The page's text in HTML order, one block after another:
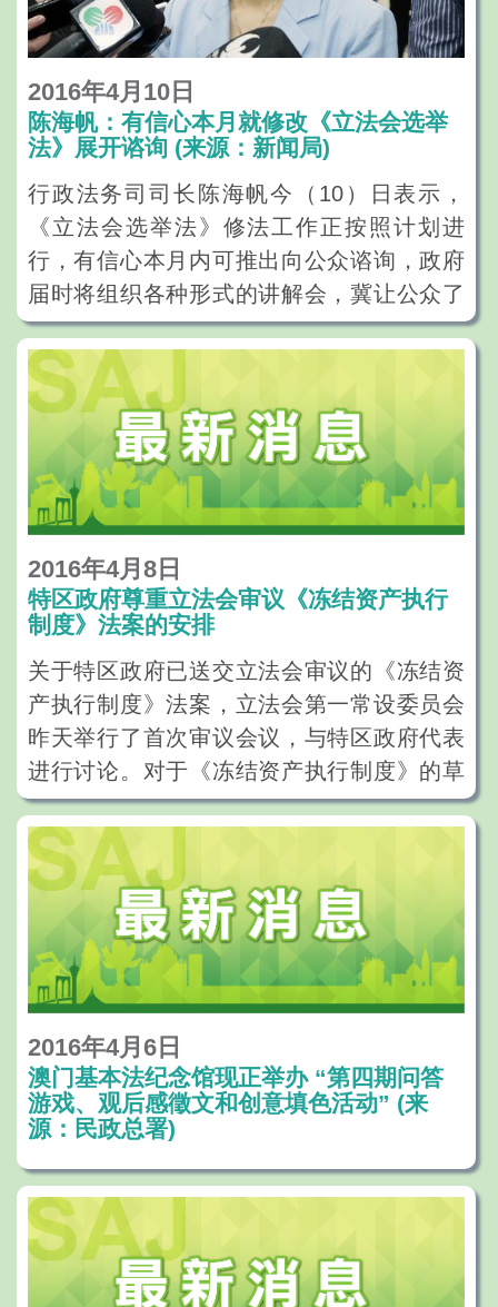
2016年4月10日
陈海帆：有信心本月就修改《立法会选举
法》展开谘询 (来源：新闻局)
行政法务司司长陈海帆今（10）日表示，
《立法会选举法》修法工作正按照计划进
行，有信心本月内可推出向公众谘询，政府
届时将组织各种形式的讲解会，冀让公众了
解政府的修法建议。
2016年4月8日
特区政府尊重立法会审议《冻结资产执行
制度》法案的安排
关于特区政府已送交立法会审议的《冻结资
产执行制度》法案，立法会第一常设委员会
昨天举行了首次审议会议，与特区政府代表
进行讨论。对于《冻结资产执行制度》的草
拟工作，特区政府高度重视，成立了专责工
作组进行深入研究，及后开展了法律的草拟
工作，并向相关业界进行了谘询。由于在草
拟法律的过程中，金融行动特别组织
（FATF）曾对其制定的指引及准则作出修
订，特区政府因而亦须对法律草案重新全面
检视，并作出相应的调整和修改。
2016年4月6日
澳门基本法纪念馆现正举办 “第四期问答
游戏、观后感徵文和创意填色活动” (来
源：民政总署)